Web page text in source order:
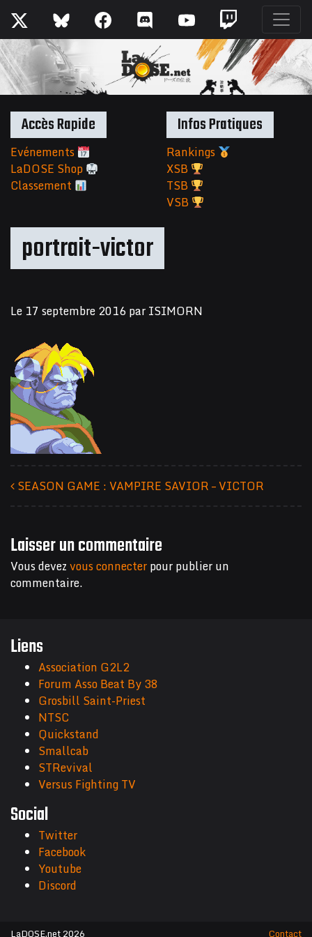
portrait-victor
Le 17 septembre 2016parISIMORN
SEASON GAME : VAMPIRE SAVIOR – VICTOR
Laisser un commentaire
Vous devezvous connecterpour publier un
commentaire.
Accès Rapide
Evénements
LaDOSE Shop
Classement
Infos Pratiques
Rankings
XSB
TSB
VSB
Liens
Association G2L2
Forum Asso Beat By 38
Grosbill Saint-Priest
NTSC
Quickstand
Smallcab
STRevival
Versus Fighting TV
Social
Twitter
Facebook
Youtube
Discord
LaDOSE.net 2026 Contact